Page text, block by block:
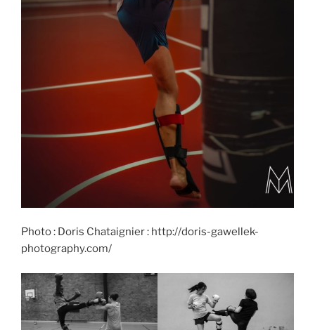
Photo : Doris Chataignier : http://doris-gawellek-
photography.com/